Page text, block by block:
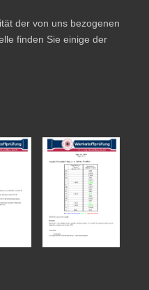
der von uns bezogenen
finden Sie einige der